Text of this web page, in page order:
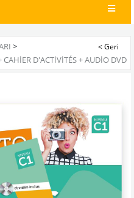
>
D'ACTIVITÉS + AUDIO DVD